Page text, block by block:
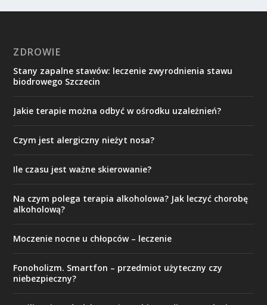
ZDROWIE
Stany zapalne stawów: leczenie zwyrodnienia stawu
biodrowego Szczecin
Jakie terapie można odbyć w ośrodku uzależnień?
Czym jest alergiczny nieżyt nosa?
Ile czasu jest ważne skierowanie?
Na czym polega terapia alkoholowa? Jak leczyć chorobę
alkoholową?
Moczenie nocne u chłopców – leczenie
Fonoholizm. Smartfon – przedmiot użyteczny czy
niebezpieczny?